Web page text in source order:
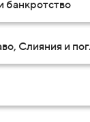
банкротство
Слияния и